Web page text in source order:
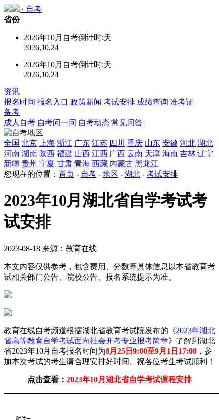
· 自考
省份
2026年10月自考倒计时:天
2026,10,24
2026年10月自考倒计时:天
2026,10,24
资讯
报名时间 报名入口 政策新闻 考试安排 成绩查询 准考证
备考
成人自考 自考问一问 自考动态 常见问答
全国 北京 上海 浙江 广东 江苏 四川 重庆 山东 安徽 河北 湖北
河南 湖南 陕西 福建 山西 江西 广西 云南 天津 海南 吉林 辽宁
新疆 贵州 宁夏 甘肃 青海 西藏 内蒙古 黑龙江
您现在的位置： 首页 - 自考 - 地区 - 湖北 - 考试安排
2023年10月湖北省自学考试考
试安排
2023-08-18 来源：教育在线
本文内容仅供参考，包含费用、分数等具体信息以本省教育考
试相关部门公告、院校公告、报名系统提示为准。
教育在线自考频道根据湖北省教育考试院发布的《2023年湖北
省高等教育自学考试面向社会开考专业报考简章》了解到湖北
省2023年10月 自考报名时间为8月25日9:00至9月1日17:00 ，参
加本次考试的考生请合理安排好时间。祝各位考生考试顺利！
点击查看： 2023年10月湖北省自学考试课程安排